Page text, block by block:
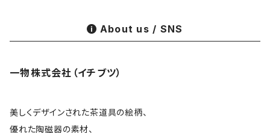
酒器
花器
皿
姜栄華
月立窯 中尾心啓
アサ佳
About us / SNS
一物株式会社（イチブツ）
美しくデザインされた茶道具の絵柄、
優れた陶磁器の素材、